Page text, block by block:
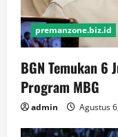
premanzone.biz.id
BGN Temukan 6
Program MBG
admin Agustus